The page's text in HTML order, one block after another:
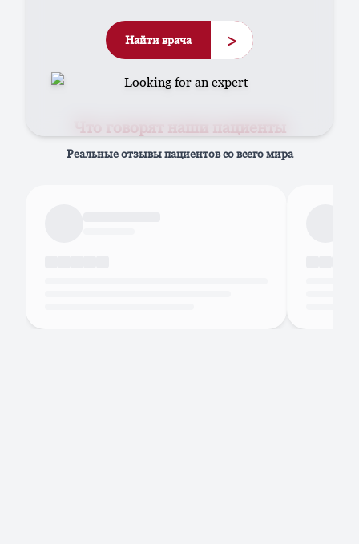
Найти врача >
Что говорят наши пациенты
Реальные отзывы пациентов со всего мира